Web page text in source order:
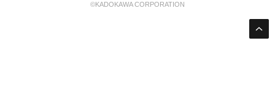
©KADOKAWA CORPORATION